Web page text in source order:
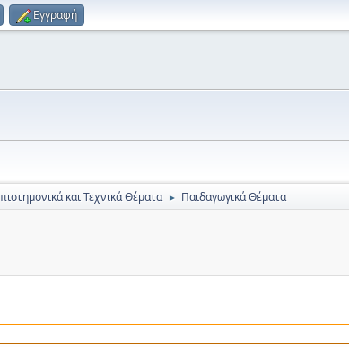
Εγγραφή
και Τεχνικά Θέματα ► Παιδαγωγικά Θέματα